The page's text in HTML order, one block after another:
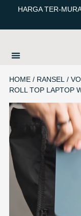
HARGA TER-
HOME/ RANSEL/
ROLL TOP LAPTOP